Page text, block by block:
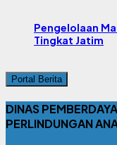
Pengelolaan
Tingkat Jatim
Portal Berita
DINAS
PERLINDUNGAN